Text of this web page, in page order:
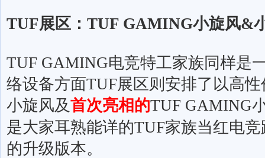
TUF展区： TUF GAMING小旋风&
TUF GAMING电竞特工家族同样是
络设备方面TUF展区则安排了以高
小旋风及首次亮相的TUF GAMING
是大家耳熟能详的TUF家族当红电
的升级版本。